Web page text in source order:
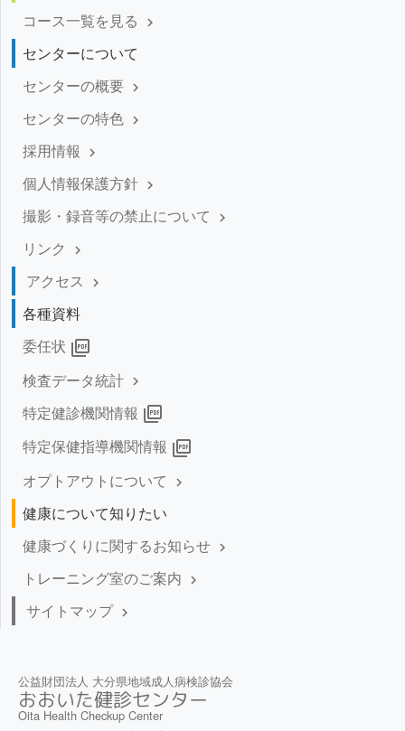
コース一覧を見る
keyboard_arrow_right
センターについて
センターの概要 keyboard_arrow_right
センターの特色 keyboard_arrow_right
採用情報 keyboard_arrow_right
個人情報保護方針 keyboard_arrow_right
撮影・録音等の禁止について keyboard_arrow_right
リンク keyboard_arrow_right
アクセス keyboard_arrow_right
各種資料
委任状 picture_as_pdf
検査データ統計 keyboard_arrow_right
特定健診機関情報 picture_as_pdf
特定保健指導機関情報 picture_as_pdf
オプトアウトについて keyboard_arrow_right
健康について知りたい
健康づくりに関するお知らせ keyboard_arrow_right
トレーニング室のご案内 keyboard_arrow_right
サイトマップ keyboard_arrow_right
公益財団法人 大分県地域成人病検診協会
おおいた健診センター
Oita Health Checkup Center